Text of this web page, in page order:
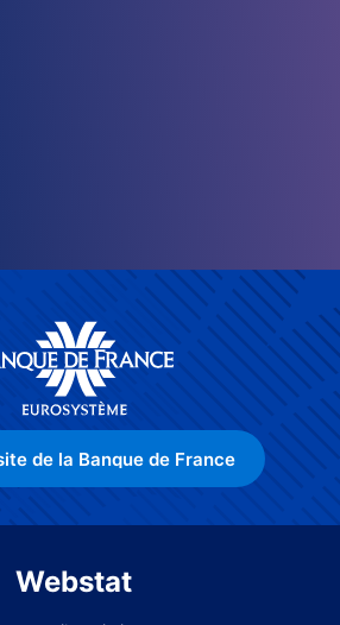
de la Banque de France
Webstat